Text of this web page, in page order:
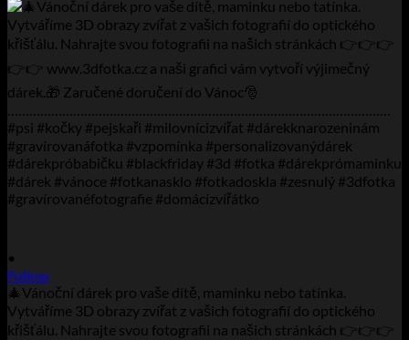
•
Follow
🎄Vánoční dárek pro vaše dítě, maminku nebo tatínka.
Vytváříme 3D obrazy zvířat z vašich fotografií do optického
křišťálu. Nahrajte svou fotografii na našich stránkách 👉👉👉